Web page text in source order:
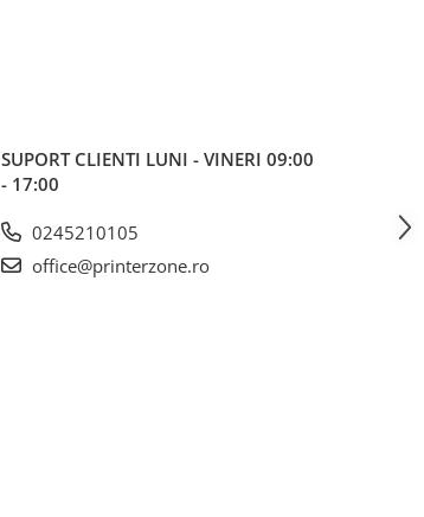
SUPORT CLIENTI LUNI - VINERI 09:00
- 17:00
0245210105
office@printerzone.ro